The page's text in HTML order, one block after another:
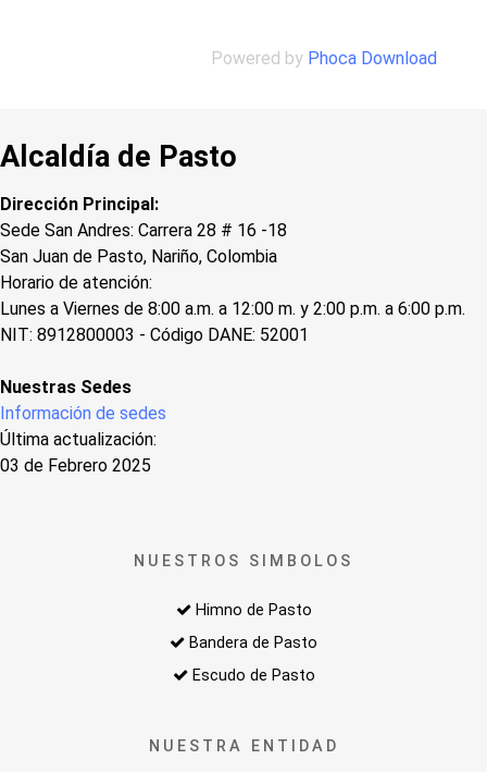
Powered by Phoca Download
Alcaldía de Pasto
Dirección Principal:
Sede San Andres: Carrera 28 # 16 -18
San Juan de Pasto, Nariño, Colombia
Horario de atención:
Lunes a Viernes de 8:00 a.m. a 12:00 m. y 2:00 p.m. a 6:00 p.m.
NIT: 8912800003 - Código DANE: 52001
Nuestras Sedes
Información de sedes
Última actualización:
03 de Febrero 2025
NUESTROS SIMBOLOS
Himno de Pasto
Bandera de Pasto
Escudo de Pasto
NUESTRA ENTIDAD